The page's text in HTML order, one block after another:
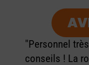
"Personnel
conseils ! La